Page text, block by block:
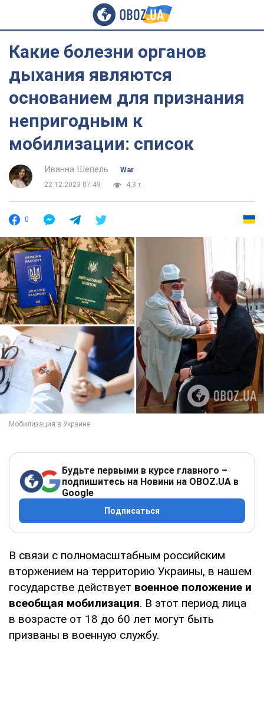
Какие болезни органов
дыхания являются
основанием для признания
непригодным к
мобилизации: список
Иванна Шепель
War
22.12.2023 07:49
4,3 т.
0
Будьте первыми в курсе главного –
подпишитесь на Новини на OBOZ.UA в
Google
Подписаться
В связи с полномасштабным российским
вторжением на территорию Украины, в нашем
государстве действует военное положение и
всеобщая мобилизация. В этот период лица
в возрасте от 18 до 60 лет могут быть
призваны в военную службу.